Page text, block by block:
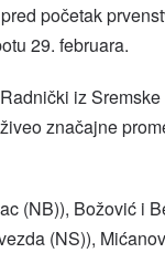
početak
29. februara.
iz
značajne
(NB)), Božović i
(NS)),